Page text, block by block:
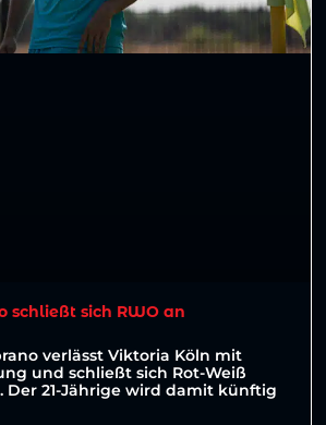
schließt sich RWO an
verlässt Viktoria Köln mit
und schließt sich Rot-Weiß
Der 21-Jährige wird damit künftig